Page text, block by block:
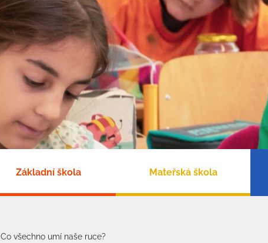
Základní škola Mateřská škola
Co všechno umí naše ruce?